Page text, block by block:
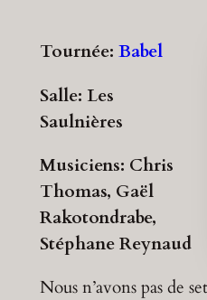
Tournée: Babel
Salle: Les
Saulnières
Musiciens: Chris
Thomas, Gaël
Rakotondrabe,
Stéphane Reynaud
Nous n’avons pas de